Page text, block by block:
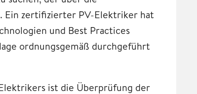
zertifizierter PV-Elektriker hat
und Best Practices
ordnungsgemäß durchgeführt
ist die Überprüfung der